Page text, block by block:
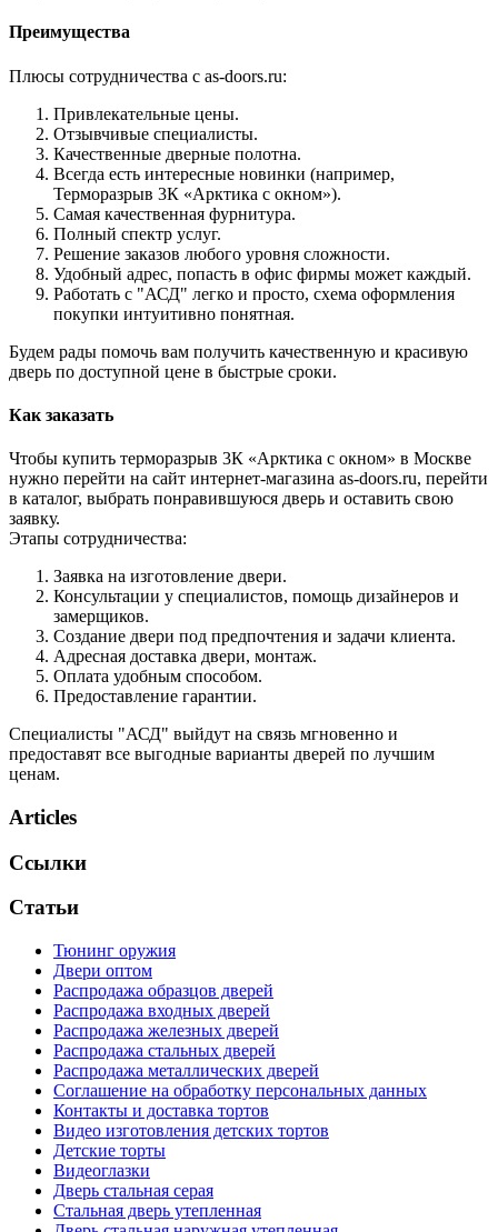
Преимущества
Плюсы сотрудничества с as-doors.ru:
Привлекательные цены.
Отзывчивые специалисты.
Качественные дверные полотна.
Всегда есть интересные новинки (например,
Терморазрыв 3К «Арктика с окном»).
Самая качественная фурнитура.
Полный спектр услуг.
Решение заказов любого уровня сложности.
Удобный адрес, попасть в офис фирмы может каждый.
Работать с "АСД" легко и просто, схема оформления
покупки интуитивно понятная.
Будем рады помочь вам получить качественную и красивую
дверь по доступной цене в быстрые сроки.
Как заказать
Чтобы купить терморазрыв 3К «Арктика с окном» в Москве
нужно перейти на сайт интернет-магазина as-doors.ru, перейти
в каталог, выбрать понравившуюся дверь и оставить свою
заявку.
Этапы сотрудничества:
Заявка на изготовление двери.
Консультации у специалистов, помощь дизайнеров и
замерщиков.
Создание двери под предпочтения и задачи клиента.
Адресная доставка двери, монтаж.
Оплата удобным способом.
Предоставление гарантии.
Специалисты "АСД" выйдут на связь мгновенно и
предоставят все выгодные варианты дверей по лучшим
ценам.
Articles
Ссылки
Статьи
Тюнинг оружия
Двери оптом
Распродажа образцов дверей
Распродажа входных дверей
Распродажа железных дверей
Распродажа стальных дверей
Распродажа металлических дверей
Соглашение на обработку персональных данных
Контакты и доставка тортов
Видео изготовления детских тортов
Детские торты
Видеоглазки
Дверь стальная серая
Стальная дверь утепленная